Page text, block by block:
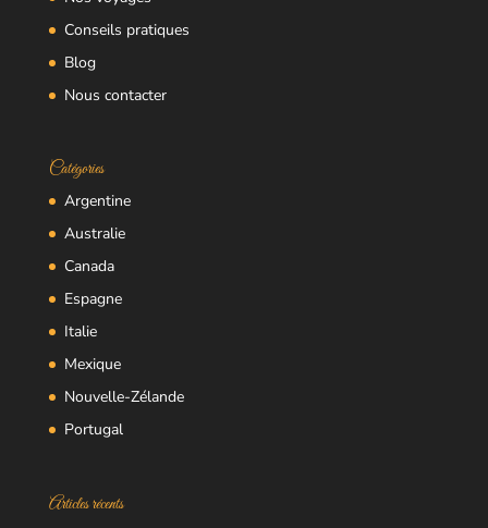
Conseils pratiques
Blog
Nous contacter
Catégories
Argentine
Australie
Canada
Espagne
Italie
Mexique
Nouvelle-Zélande
Portugal
Articles récents